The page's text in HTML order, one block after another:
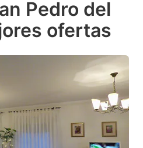
key
to
keyboard
shortcuts
for
changing
Pedro del
ofertas